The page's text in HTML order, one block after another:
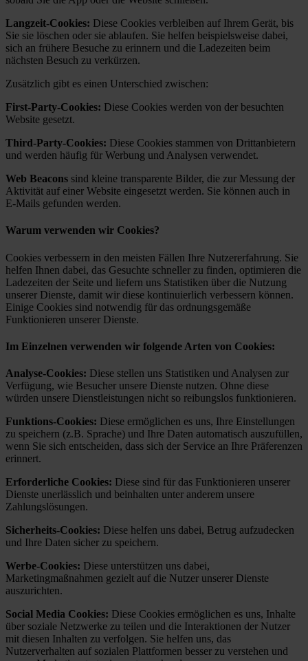
Langzeit-Cookies: Diese Cookies verbleiben auf Ihrem Gerät, bis
Sie sie löschen oder sie ablaufen. Sie helfen beispielsweise dabei,
sich an frühere Besuche zu erinnern und die Ladezeiten beim
nächsten Besuch zu verkürzen.
Zusätzlich gibt es einen Unterschied zwischen:
First-Party-Cookies: Diese Cookies werden von der besuchten
Website gesetzt.
Third-Party-Cookies: Diese Cookies stammen von Drittanbietern
und werden häufig für Werbung und Analysen verwendet.
Web Beacons sind kleine transparente Bilder, die zur Messung der
Aktivität auf einer Website eingesetzt werden. Sie können auch in
E-Mails gefunden werden.
Warum verwenden wir Cookies?
Cookies verbessern in den meisten Fällen Ihre Nutzererfahrung. Sie
helfen Ihnen dabei, das Gesuchte schneller zu finden, optimieren die
Ladezeiten der Seite und liefern uns Statistiken über die Nutzung
unserer Dienste, damit wir diese kontinuierlich verbessern können.
Einige Cookies sind notwendig für das ordnungsgemäße
Funktionieren unserer Dienste.
Im Einzelnen verwenden wir folgende Arten von Cookies:
Analyse-Cookies: Diese stellen uns Statistiken und Analysen zur
Verfügung, wie Besucher unsere Dienste nutzen. Ohne diese
würden unsere Dienstleistungen nicht so reibungslos funktionieren.
Funktions-Cookies: Diese ermöglichen es uns, Ihre Einstellungen
zu speichern (z.B. Sprache) und Ihre Daten automatisch auszufüllen,
wenn Sie sich entscheiden, dass sich der Service an Ihre Präferenzen
erinnert.
Erforderliche Cookies: Diese sind für das Funktionieren unserer
Dienste unerlässlich und beinhalten unter anderem unsere
Zahlungslösungen.
Sicherheits-Cookies: Diese helfen uns dabei, Betrug aufzudecken
und Ihre Daten sicher zu speichern.
Werbe-Cookies: Diese unterstützen uns dabei,
Marketingmaßnahmen gezielt auf die Nutzer unserer Dienste
auszurichten.
Social Media Cookies: Diese Cookies ermöglichen es uns, Inhalte
über soziale Netzwerke zu teilen und die Interaktionen der Nutzer
mit diesen Inhalten zu verfolgen. Sie helfen uns, das
Nutzerverhalten auf sozialen Plattformen besser zu verstehen und